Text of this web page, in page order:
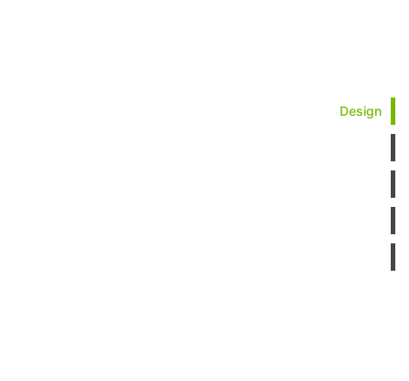
Design